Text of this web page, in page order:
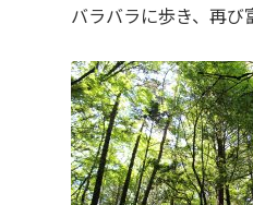
バラバラに歩き、再び